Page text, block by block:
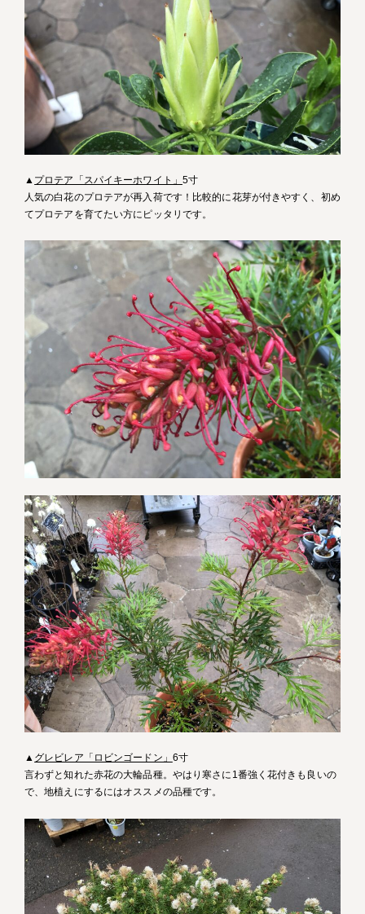
▲ プロテア「スパイキーホワイト」 5寸
人気の白花のプロテアが再入荷です！比較的に花芽が付きやすく、初め
てプロテアを育てたい方にピッタリです。
▲ グレビレア「ロビンゴードン」 6寸
言わずと知れた赤花の大輪品種。やはり寒さに1番強く花付きも良いの
で、地植えにするにはオススメの品種です。